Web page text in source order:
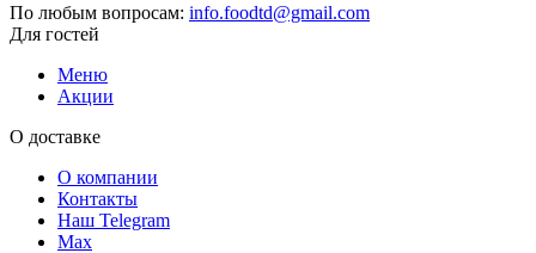
По любым вопросам: info.foodtd@gmail.com
Для гостей
Меню
Акции
О доставке
О компании
Контакты
Наш Telegram
Мах